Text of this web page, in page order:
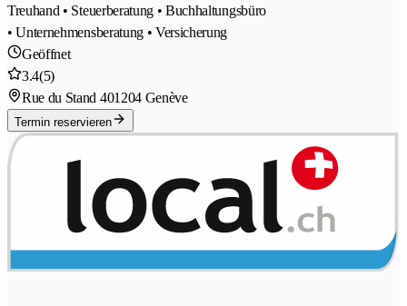
Treuhand • Steuerberatung • Buchhaltungsbüro
• Unternehmensberatung • Versicherung
Geöffnet
3.4(5)
Rue du Stand 401204 Genève
Termin reservieren